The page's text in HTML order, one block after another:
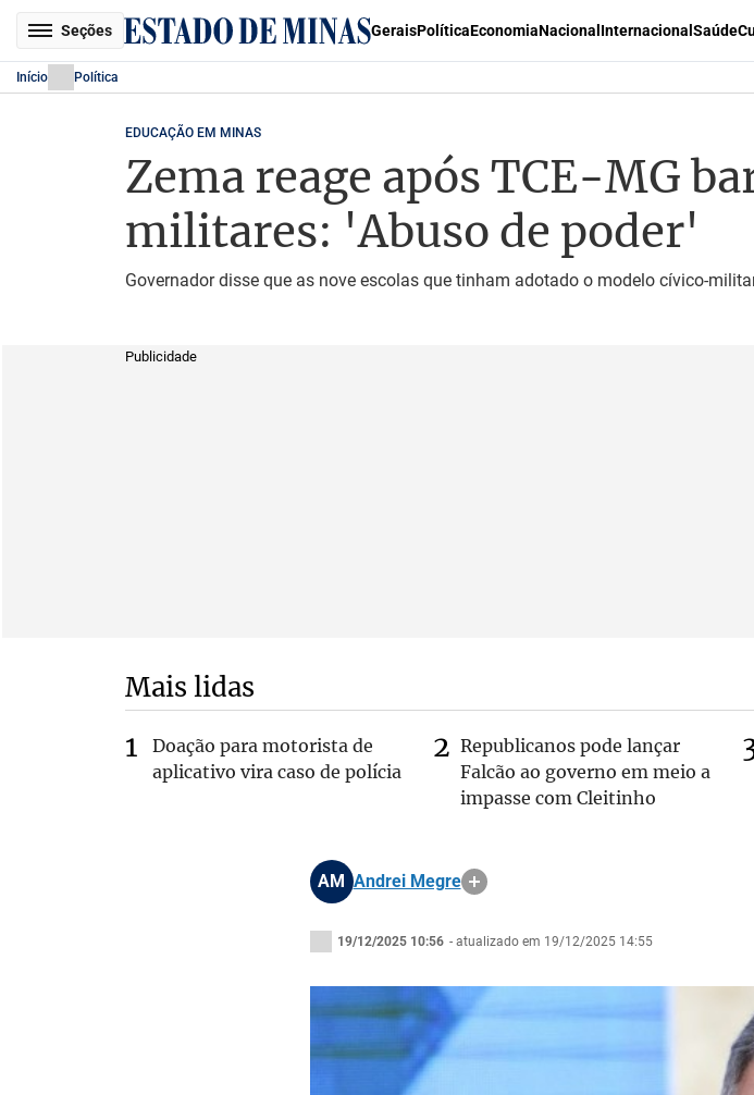
Seções GeraisPolíticaEconomiaNacional Internacional Saúde
Início Política
EDUCAÇÃO EM MINAS
Zema reage após TCE-MG
militares: 'Abuso de poder'
Governador disse que as nove escolas que tinham adotado o modelo cívico-
Publicidade
Mais lidas
Doação para motorista de
aplicativo vira caso de polícia
Republicanos pode lançar
Falcão ao governo em meio a
impasse com Cleitinho
AM Andrei Megre
19/12/2025 10:56 - atualizado em 19/12/2025 14:55